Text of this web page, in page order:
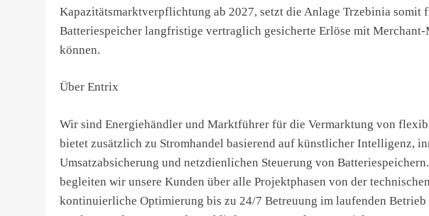
Kapazitätsmarktverpflichtung ab 2027, setzt die Anlage Trzebinia somit
Batteriespeicher langfristige vertraglich gesicherte Erlöse mit
können.
Über Entrix
Wir sind Energiehändler und Marktführer für die Vermarktung von
bietet zusätzlich zu Stromhandel basierend auf künstlicher Intelligenz,
Umsatzabsicherung und netzdienlichen Steuerung von
begleiten wir unsere Kunden über alle Projektphasen von der
kontinuierliche Optimierung bis zu 24/7 Betreuung im laufenden Betrieb